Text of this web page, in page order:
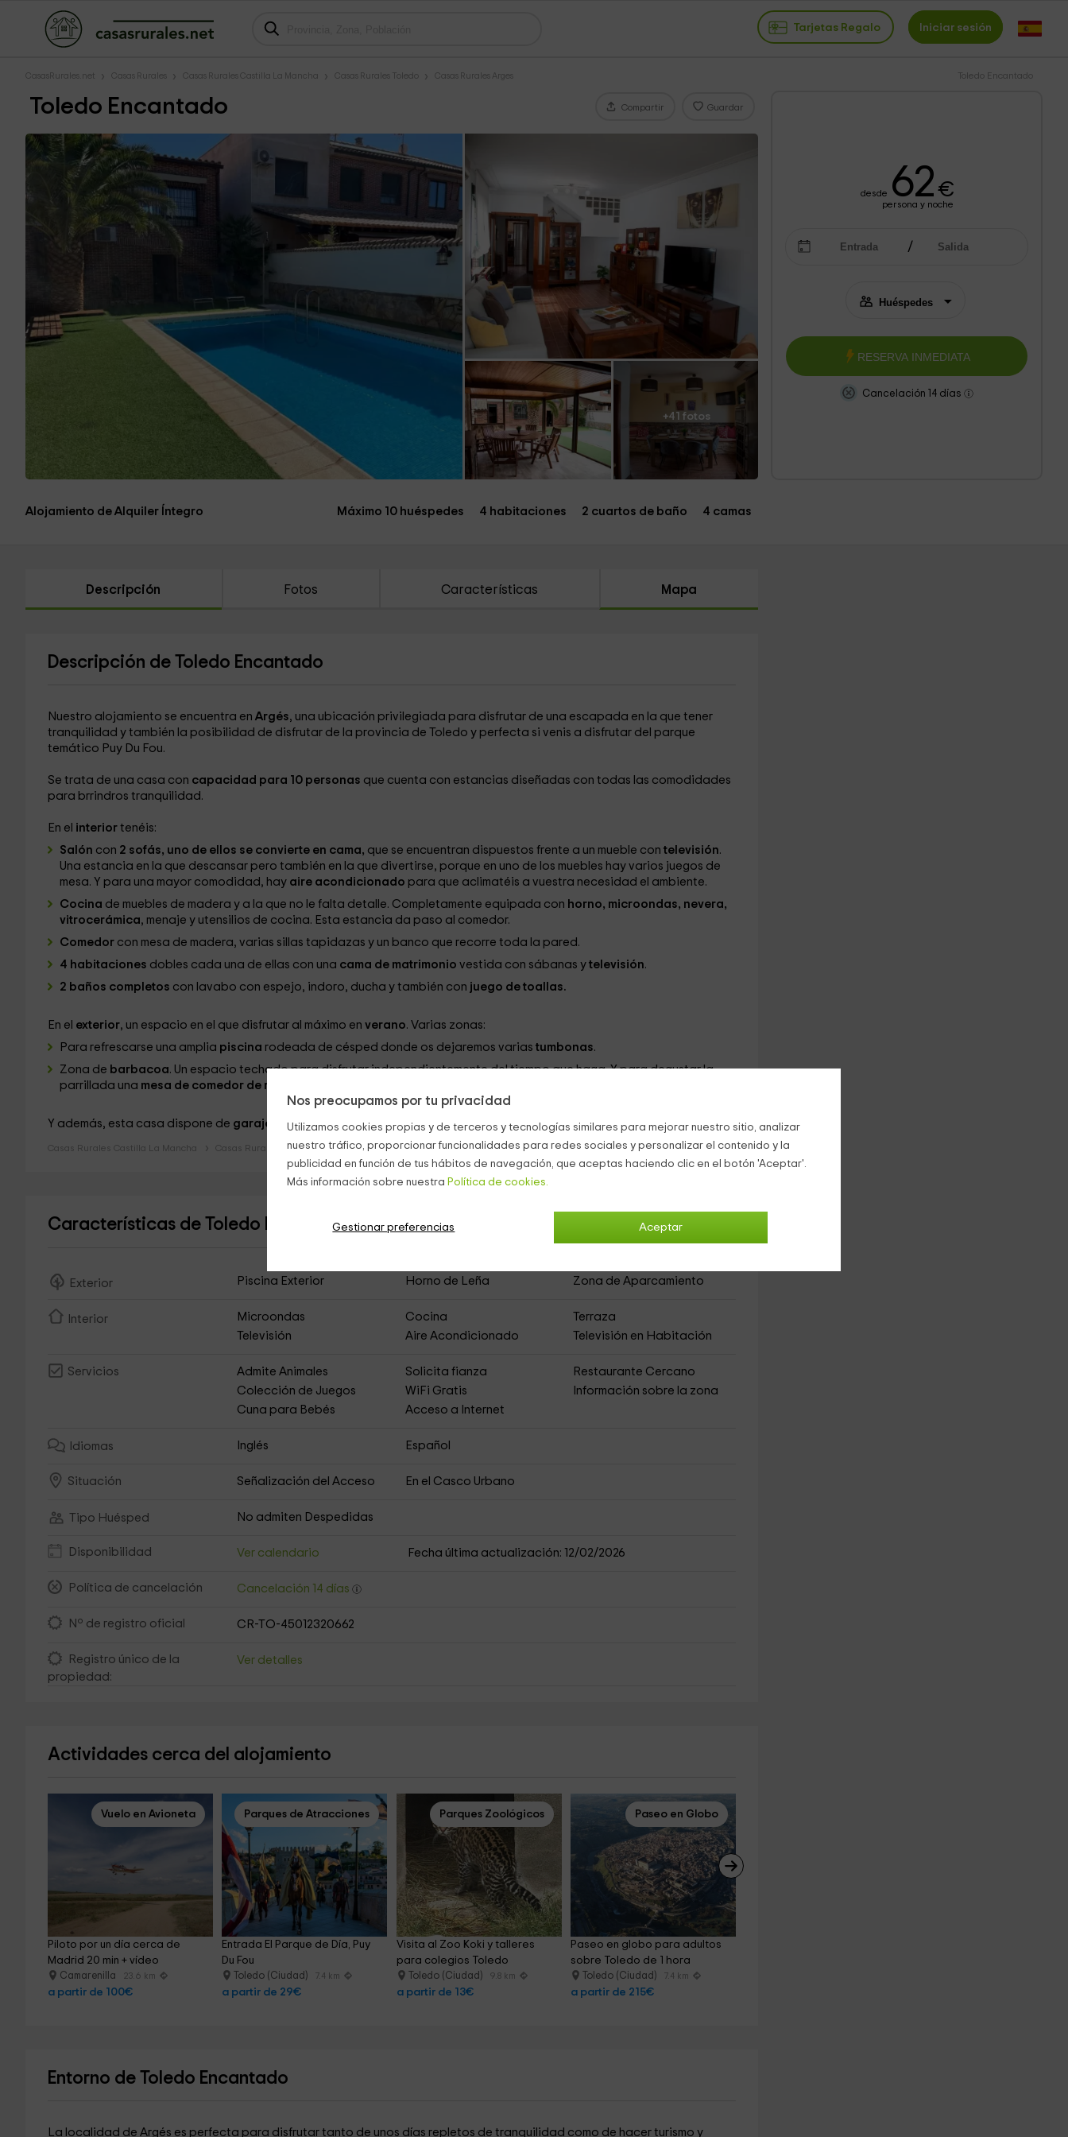
Nos preocupamos por tu privacidad
Utilizamos cookies propias y de terceros y tecnologías similares para mejorar nuestro sitio, analizar
nuestro tráfico, proporcionar funcionalidades para redes sociales y personalizar el contenido y la
publicidad en función de tus hábitos de navegación, que aceptas haciendo clic en el botón 'Aceptar'.
Más información sobre nuestra Política de cookies.
Aceptar
Gestionar preferencias
Tarjetas Regalo Iniciar sesión
CasasRurales.net Casas Rurales Casas Rurales Castilla La Mancha Casas Rurales Toledo Casas Rurales Arges Toledo Encantado
Toledo Encantado Compartir Guardar
+41 fotos
desde 62€
persona y noche
RESERVA INMEDIATA
Cancelación 14 días
Alojamiento de Alquiler Íntegro Máximo 10 huéspedes 4 habitaciones 2 cuartos de baño 4 camas
Descripción Fotos Características Mapa
Descripción de Toledo Encantado
Nuestro alojamiento se encuentra en Argés, una ubicación privilegiada para disfrutar de una escapada en la que tener
tranquilidad y también la posibilidad de disfrutar de la provincia de Toledo y perfecta si venis a disfrutar del parque
temático Puy Du Fou.
Se trata de una casa con capacidad para 10 personas que cuenta con estancias diseñadas con todas las comodidades
para brrindros tranquilidad.
En el interior tenéis:
Salón con 2 sofás, uno de ellos se convierte en cama, que se encuentran dispuestos frente a un mueble con televisión.
Una estancia en la que descansar pero también en la que divertirse, porque en uno de los muebles hay varios juegos de
mesa. Y para una mayor comodidad, hayaire acondicionado para que aclimatéis a vuestra necesidad el ambiente.
Cocina de muebles de madera y a la que no le falta detalle. Completamente equipada con horno, microondas, nevera,
vitrocerámica, menaje y utensilios de cocina. Esta estancia da paso al comedor.
Comedor con mesa de madera, varias sillas tapidazas y un banco que recorre toda la pared.
4 habitaciones dobles cada una de ellas con una cama de matrimonio vestida con sábanas y televisión.
2 baños completos con lavabo con espejo, indoro, ducha y también con juego de toallas.
En el exterior, un espacio en el que disfrutar al máximo en verano. Varias zonas:
Para refrescarse una amplia piscina rodeada de césped donde os dejaremos varias tumbonas.
Zona de barbacoa. Un espacio techado para disfrutar independientemente del tiempo que haga. Y para degustar la
parrillada una mesa de comedor de madera con sillas a juego.
Y además, esta casa dispone de garaje
Casas Rurales Castilla La Mancha Casas Rurales Toledo
Características de Toledo Encantado(Casa Rural de Alquiler Íntegro)
Exterior Piscina Exterior Horno de Leña Zona de Aparcamiento
Interior Microondas Cocina
Terraza
Televisión
Aire Acondicionado Televisión en Habitación
Servicios Admite Animales Solicita fianza
Restaurante Cercano
Colección de Juegos
WiFi Gratis
Información sobre la zona
Cuna para Bebés
Acceso a Internet
Idiomas Inglés Español
Situación Señalización del Acceso En el Casco Urbano
Tipo Huésped No admiten Despedidas
Disponibilidad Ver calendario Fecha última actualización: 12/02/2026
Política de cancelación Cancelación 14 días
Nº de registro oficial CR-TO-45012320662
Registro único de la
propiedad:
Ver detalles
Actividades cerca del alojamiento
Vuelo en Avioneta
Piloto por un día cerca de
Madrid 20 min + vídeo
Camarenilla 23.6 km
a partir de 100€
Parques de Atracciones
Entrada El Parque de Día, Puy
Du Fou
Toledo (Ciudad) 7.4 km
a partir de 29€
Parques Zoológicos
Visita al Zoo Koki y talleres
para colegios Toledo
Toledo (Ciudad) 9.8 km
a partir de 13€
Paseo en Globo
Paseo en globo para adultos
sobre Toledo de 1 hora
Toledo (Ciudad) 7.4 km
a partir de 215€
Entorno de Toledo Encantado
La localidad de Argés es perfecta para disfrutar tanto de unos días repletos de tranquilidad como de hacer turismo y